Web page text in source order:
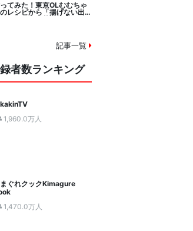
てみた！東京OLむむちゃ
レシピから「揚げない出汁
記事一覧
者数ランキング
1,960.0万人
ぐれクックKimagure
1,470.0万人